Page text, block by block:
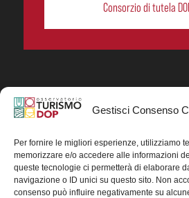
Gestisci Consenso
Per fornire le migliori esperienze, utilizziamo
memorizzare e/o accedere alle informazioni
queste tecnologie ci permetterà di elaborare
navigazione o ID unici su questo sito. Non
consenso può influire negativamente su
Consorzio di tutela
In collaborazione ORIGIN
del turismo enogastronomico
italiani.
Concessione contributo MASAF
15/06/2023
Concessione contributo MASAF,